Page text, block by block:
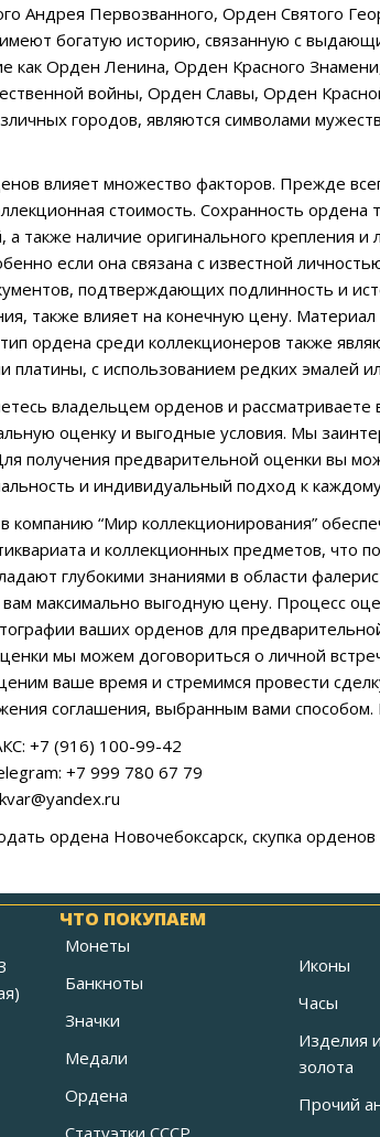
Андрея Первозванного, Орден Святого
богатую историю, связанную с
как Орден Ленина, Орден Красного
войны, Орден Славы, Орден
городов, являются символами
влияет множество факторов. Прежде
стоимость. Сохранность ордена
а также наличие оригинального крепления
если она связана с известной
подтверждающих подлинность и
также влияет на конечную цену.
ордена среди коллекционеров также
платины, с использованием редких эмалей
владельцем орденов и
оценку и выгодные условия. Мы
получения предварительной оценки вы
и индивидуальный подход к
компанию “Мир коллекционирования”
и коллекционных предметов, что
глубокими знаниями в области
максимально выгодную цену. Процесс
ваших орденов для
мы можем договориться о личной
ваше время и стремимся провести
соглашения, выбранным вами
+7 (916) 100-99-42
+7 999 780 67 79
ордена Новочебоксарск, скупка
ЧТО ПОКУПАЕМ
Монеты
Банкноты
Значки
Медали
Ордена
Иконы
Часы
Изделия
золота
Прочий